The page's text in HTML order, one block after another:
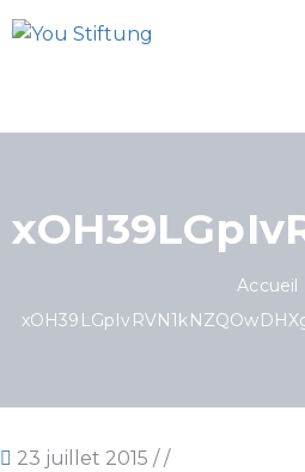
Accueil
23 juillet 2015 / /